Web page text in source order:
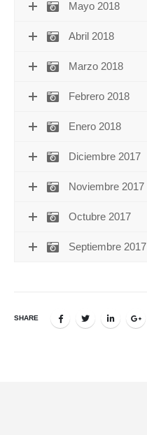
Mayo 2018
Abril 2018
Marzo 2018
Febrero 2018
Enero 2018
Diciembre 2017
Noviembre 2017
Octubre 2017
Septiembre 2017
SHARE